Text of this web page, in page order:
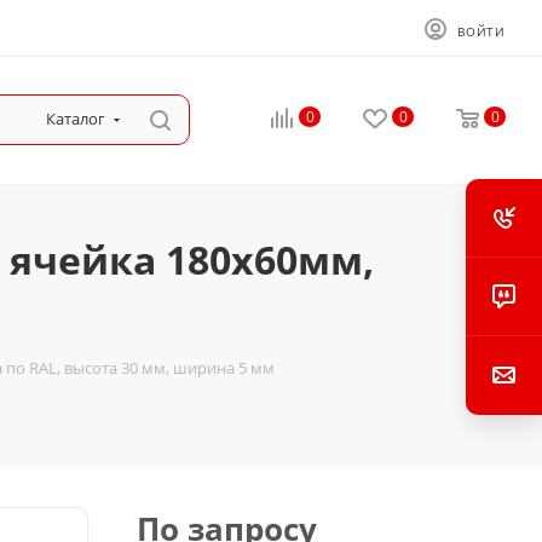
ВОЙТИ
Каталог 0 0 0
180х60мм,
по RAL, высота 30 мм, ширина 5 мм
По запросу